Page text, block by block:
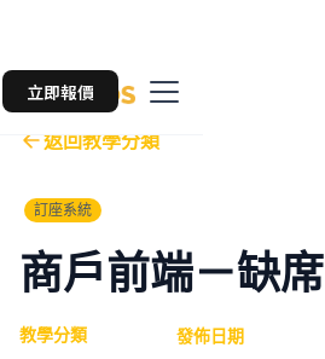
立即報價
返回教學分類
訂座系統
商戶前端－缺席
教學分類 發佈日期